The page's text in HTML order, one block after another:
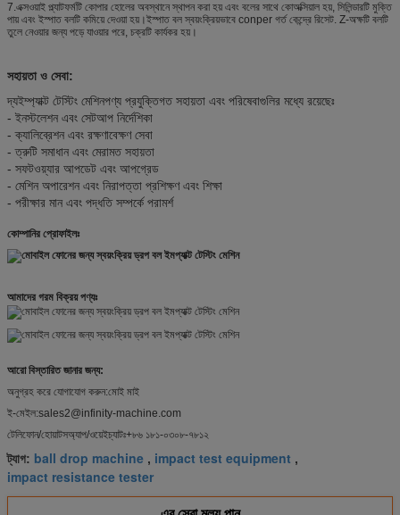
7.এক্সওয়াই প্ল্যাটফর্মটি কোপার হোলের অবস্থানে স্থাপন করা হয় এবং বলের সাথে কোঅক্সিয়াল হয়, সিলিন্ডারটি মুক্তি
পায় এবং ইস্পাত বলটি কমিয়ে দেওয়া হয়।ইস্পাত বল স্বয়ংক্রিয়ভাবে conper গর্ত কেন্দ্রে রিসেট. Z-অক্ষটি বলটি
তুলে নেওয়ার জন্য পড়ে যাওয়ার পরে, চক্রটি কার্যকর হয়।
সহায়তা ও সেবা:
দ্যইম্প্যাক্ট টেস্টিং মেশিনপণ্য প্রযুক্তিগত সহায়তা এবং পরিষেবাগুলির মধ্যে রয়েছেঃ
- ইনস্টলেশন এবং সেটআপ নির্দেশিকা
- ক্যালিব্রেশন এবং রক্ষণাবেক্ষণ সেবা
- ত্রুটি সমাধান এবং মেরামত সহায়তা
- সফটওয়্যার আপডেট এবং আপগ্রেড
- মেশিন অপারেশন এবং নিরাপত্তা প্রশিক্ষণ এবং শিক্ষা
- পরীক্ষার মান এবং পদ্ধতি সম্পর্কে পরামর্শ
কোম্পানির প্রোফাইলঃ
আমাদের গরম বিক্রয় পণ্যঃ
আরো বিস্তারিত জানার জন্য:
অনুগ্রহ করে যোগাযোগ করুন:মোই মাই
ই-মেইল:sales2@infinity-machine.com
টেলিফোন/হোয়াটসঅ্যাপ/ওয়েইচ্যাটঃ+৮৬ ১৮১-০৩০৮-৭৮১২
ট্যাগ: ball drop machine , impact test equipment ,
impact resistance tester